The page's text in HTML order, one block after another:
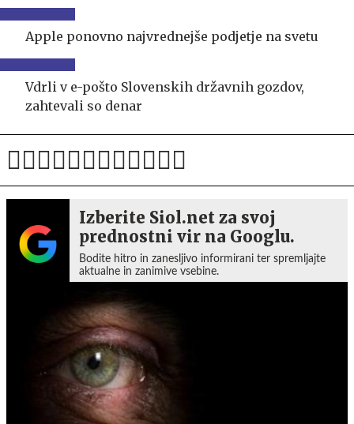
Apple ponovno najvrednejše podjetje na svetu
Vdrli v e-pošto Slovenskih državnih gozdov,
zahtevali so denar
Izberite Siol.net za svoj
prednostni vir na Googlu.
Bodite hitro in zanesljivo informirani ter spremljajte
aktualne in zanimive vsebine.